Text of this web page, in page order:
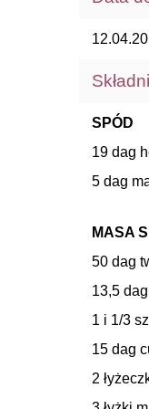
SPÓD
19 dag
5 dag
MASA
50 dag
13,5
1 i 1/3
15 dag
2